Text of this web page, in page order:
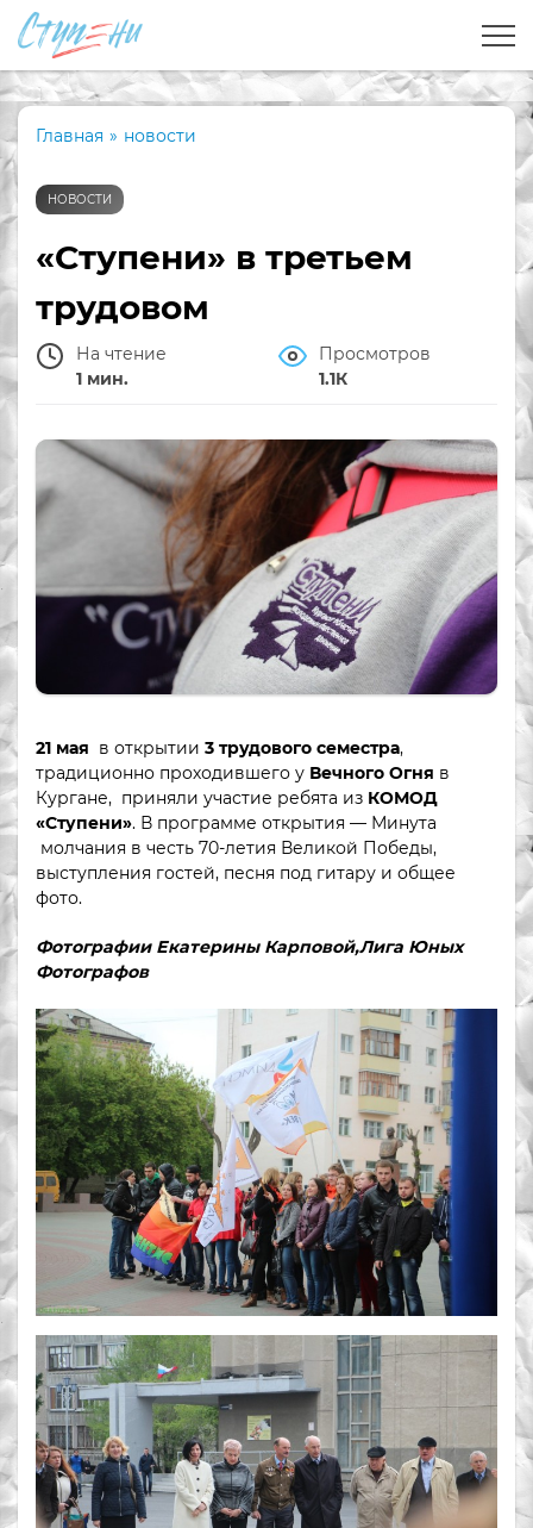
Главная » новости
НОВОСТИ
«Ступени» в третьем
трудовом
На чтение
1 мин.
Просмотров
1.1К
21 мая в открытии 3 трудового семестра,
традиционно проходившего у Вечного Огня в
Кургане, приняли участие ребята из КОМОД
«Ступени». В программе открытия — Минута
молчания в честь 70-летия Великой Победы,
выступления гостей, песня под гитару и общее
фото.
Фотографии Екатерины Карповой,Лига Юных
Фотографов